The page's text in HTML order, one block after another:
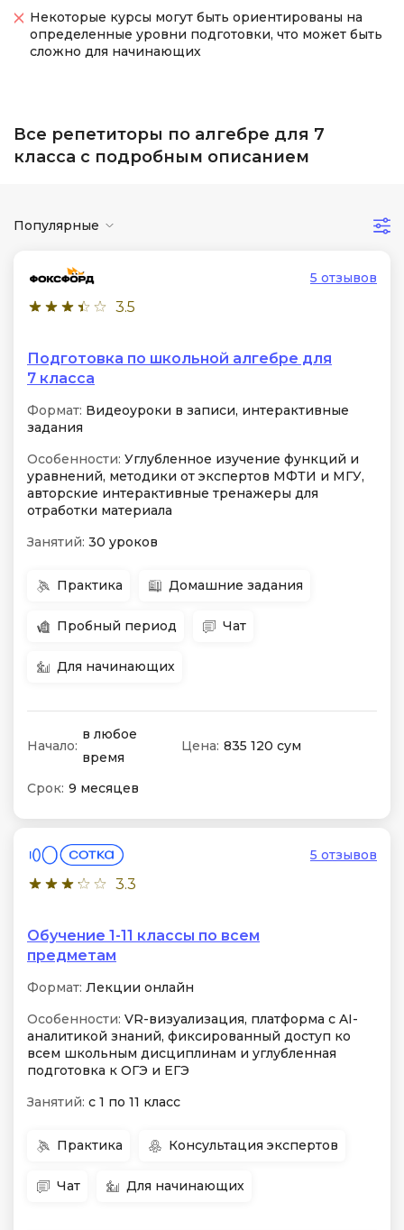
Некоторые курсы могут быть ориентированы на
определенные уровни подготовки, что может быть
сложно для начинающих
Все репетиторы по алгебре для 7
класса с подробным описанием
Популярные
3.5
5 отзывов
Подготовка по школьной алгебре для
7 класса
Формат: Видеоуроки в записи, интерактивные
задания
Особенности: Углубленное изучение функций и
уравнений, методики от экспертов МФТИ и МГУ,
авторские интерактивные тренажеры для
отработки материала
Занятий: 30 уроков
Практика Домашние задания
Пробный период Чат
Для начинающих
Начало:
в любое
время
Цена: 835 120 сум
Срок: 9 месяцев
3.3
5 отзывов
Обучение 1-11 классы по всем
предметам
Формат: Лекции онлайн
Особенности: VR-визуализация, платформа с AI-
аналитикой знаний, фиксированный доступ ко
всем школьным дисциплинам и углубленная
подготовка к ОГЭ и ЕГЭ
Занятий: с 1 по 11 класс
Практика Консультация экспертов
Чат Для начинающих